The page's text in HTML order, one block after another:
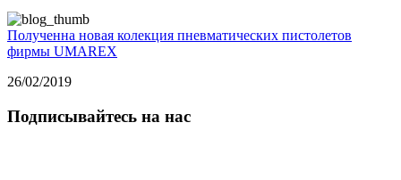
Полученна новая колекция пневматических пистолетов
фирмы UMAREX
26/02/2019
Подписывайтесь на нас